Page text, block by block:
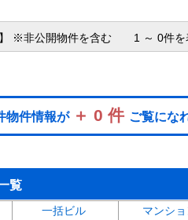
※非公開物件を含む 1 ～ 0件を
物件情報が ＋ 0 件 ご覧にな
覧
一括ビル
マンショ